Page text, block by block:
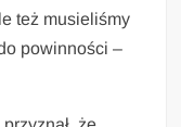
też musieliśmy
powinności –